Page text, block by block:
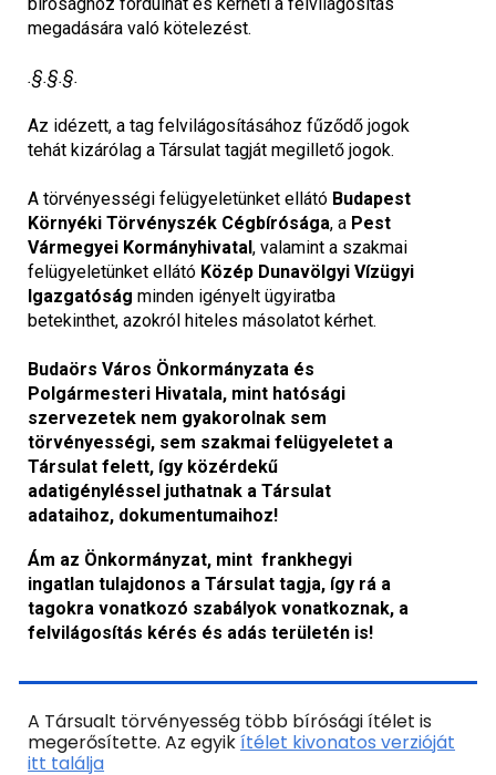
megadására való kötelezést.
.§.§.§.
Az idézett, a tag felvilágosításához fűződő jogok
tehát kizárólag a Társulat tagját megillető jogok.
A törvényességi felügyeletünket ellátó Budapest
Környéki Törvényszék Cégbírósága, a Pest
Vármegyei Kormányhivatal, valamint a szakmai
felügyeletünket ellátó Közép Dunavölgyi Vízügyi
Igazgatóságminden igényelt ügyiratba
betekinthet, azokról hiteles másolatot kérhet.
Budaörs Város Önkormányzata és
Polgármesteri Hivatala, mint hatósági
szervezetek nem gyakorolnak sem
törvényességi, sem szakmai felügyeletet a
Társulat felett, így közérdekű
adatigényléssel juthatnak a Társulat
adataihoz, dokumentumaihoz!
Ám az Önkormányzat, mint frankhegyi
ingatlan tulajdonos a Társulat tagja, így rá a
tagokra vonatkozó szabályok vonatkoznak, a
felvilágosítás kérés és adás területén is!
A Társualt törvényesség több bírósági ítélet is
megerősítette. Az egyikítélet kivonatos verzióját
itt találja